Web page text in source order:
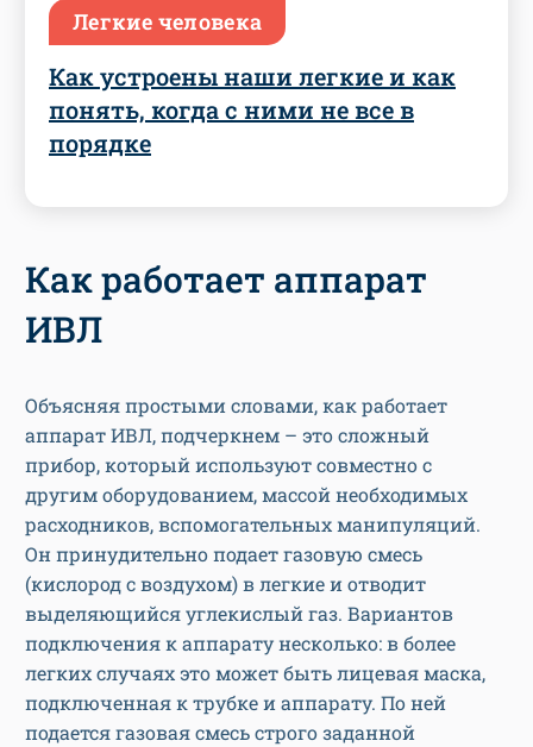
Легкие человека
Как устроены наши легкие и как
понять, когда с ними не все в
порядке
Как работает аппарат
ИВЛ
Объясняя простыми словами, как работает
аппарат ИВЛ, подчеркнем – это сложный
прибор, который используют совместно с
другим оборудованием, массой необходимых
расходников, вспомогательных манипуляций.
Он принудительно подает газовую смесь
(кислород с воздухом) в легкие и отводит
выделяющийся углекислый газ. Вариантов
подключения к аппарату несколько: в более
легких случаях это может быть лицевая маска,
подключенная к трубке и аппарату. По ней
подается газовая смесь строго заданной